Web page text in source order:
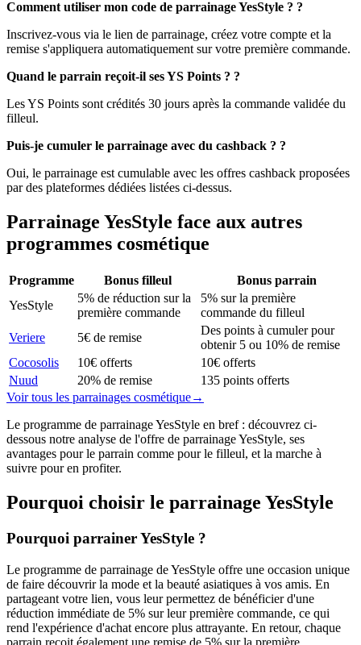
Comment utiliser mon code de parrainage YesStyle ? ?
Inscrivez-vous via le lien de parrainage, créez votre compte et la
remise s'appliquera automatiquement sur votre première commande.
Quand le parrain reçoit-il ses YS Points ? ?
Les YS Points sont crédités 30 jours après la commande validée du
filleul.
Puis-je cumuler le parrainage avec du cashback ? ?
Oui, le parrainage est cumulable avec les offres cashback proposées
par des plateformes dédiées listées ci‑dessus.
Parrainage YesStyle face aux autres
programmes cosmétique
Programme Bonus filleul
Bonus parrain
YesStyle
5% de réduction sur la
première commande
5% sur la première
commande du filleul
Veriere
5€ de remise
Des points à cumuler pour
obtenir 5 ou 10% de remise
Cocosolis
10€ offerts
10€ offerts
Nuud
20% de remise
135 points offerts
Voir tous les parrainages cosmétique→
Le programme de parrainage YesStyle en bref : découvrez ci-
dessous notre analyse de l'offre de parrainage YesStyle, ses
avantages pour le parrain comme pour le filleul, et la marche à
suivre pour en profiter.
Pourquoi choisir le parrainage YesStyle
Pourquoi parrainer YesStyle ?
Le programme de parrainage de YesStyle offre une occasion unique
de faire découvrir la mode et la beauté asiatiques à vos amis. En
partageant votre lien, vous leur permettez de bénéficier d'une
réduction immédiate de 5% sur leur première commande, ce qui
rend l'expérience d'achat encore plus attrayante. En retour, chaque
parrain reçoit également une remise de 5% sur la première